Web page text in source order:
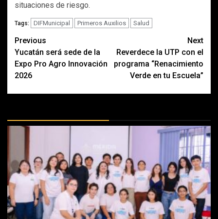
situaciones de riesgo.
Tags: DIFMunicipal Primeros Auxilios Salud
Post
navigation
Previous
Yucatán será sede de la
Expo Pro Agro Innovación
2026
Next
Reverdece la UTP con el
programa “Renacimiento
Verde en tu Escuela”